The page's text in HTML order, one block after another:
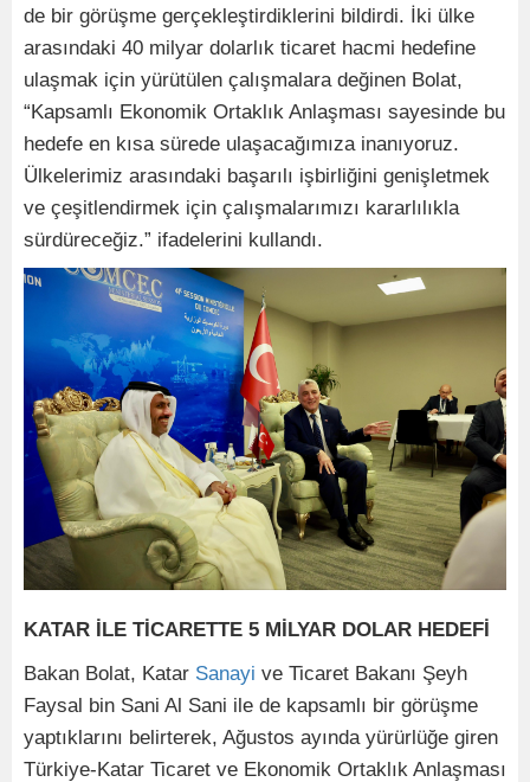
de bir görüşme gerçekleştirdiklerini bildirdi. İki ülke
arasındaki 40 milyar dolarlık ticaret hacmi hedefine
ulaşmak için yürütülen çalışmalara değinen Bolat,
“Kapsamlı Ekonomik Ortaklık Anlaşması sayesinde bu
hedefe en kısa sürede ulaşacağımıza inanıyoruz.
Ülkelerimiz arasındaki başarılı işbirliğini genişletmek
ve çeşitlendirmek için çalışmalarımızı kararlılıkla
sürdüreceğiz.” ifadelerini kullandı.
KATAR İLE TİCARETTE 5 MİLYAR DOLAR HEDEFİ
Bakan Bolat, Katar Sanayi ve Ticaret Bakanı Şeyh
Faysal bin Sani Al Sani ile de kapsamlı bir görüşme
yaptıklarını belirterek, Ağustos ayında yürürlüğe giren
Türkiye-Katar Ticaret ve Ekonomik Ortaklık Anlaşması